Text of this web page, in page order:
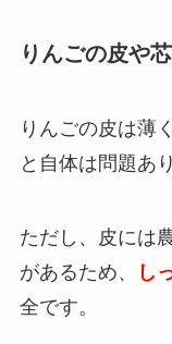
りんごの皮や
りんごの皮は薄
と自体は問題あ
ただし、皮には
があるため、
し
全です。